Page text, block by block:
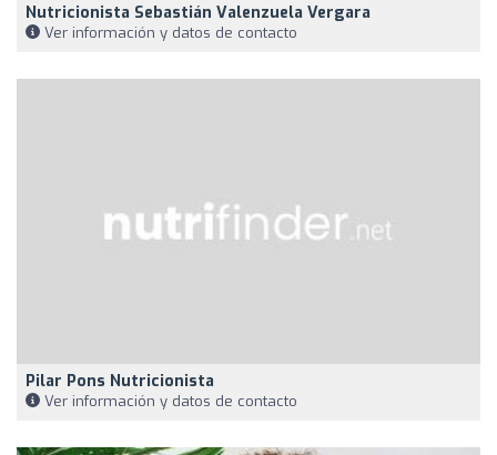
Nutricionista Sebastián Valenzuela Vergara
Ver información y datos de contacto
Pilar Pons Nutricionista
Ver información y datos de contacto